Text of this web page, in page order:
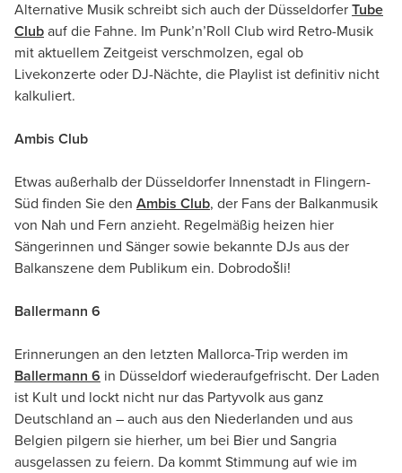
Alternative Musik schreibt sich auch der Düsseldorfer Tube
Club auf die Fahne. Im Punk’n’Roll Club wird Retro-Musik
mit aktuellem Zeitgeist verschmolzen, egal ob
Livekonzerte oder DJ-Nächte, die Playlist ist definitiv nicht
kalkuliert.
Ambis Club
Etwas außerhalb der Düsseldorfer Innenstadt in Flingern-
Süd finden Sie den Ambis Club, der Fans der Balkanmusik
von Nah und Fern anzieht. Regelmäßig heizen hier
Sängerinnen und Sänger sowie bekannte DJs aus der
Balkanszene dem Publikum ein. Dobrodošli!
Ballermann 6
Erinnerungen an den letzten Mallorca-Trip werden im
Ballermann 6 in Düsseldorf wiederaufgefrischt. Der Laden
ist Kult und lockt nicht nur das Partyvolk aus ganz
Deutschland an – auch aus den Niederlanden und aus
Belgien pilgern sie hierher, um bei Bier und Sangria
ausgelassen zu feiern. Da kommt Stimmung auf wie im